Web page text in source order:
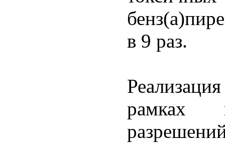
в 9 раз.
рамках